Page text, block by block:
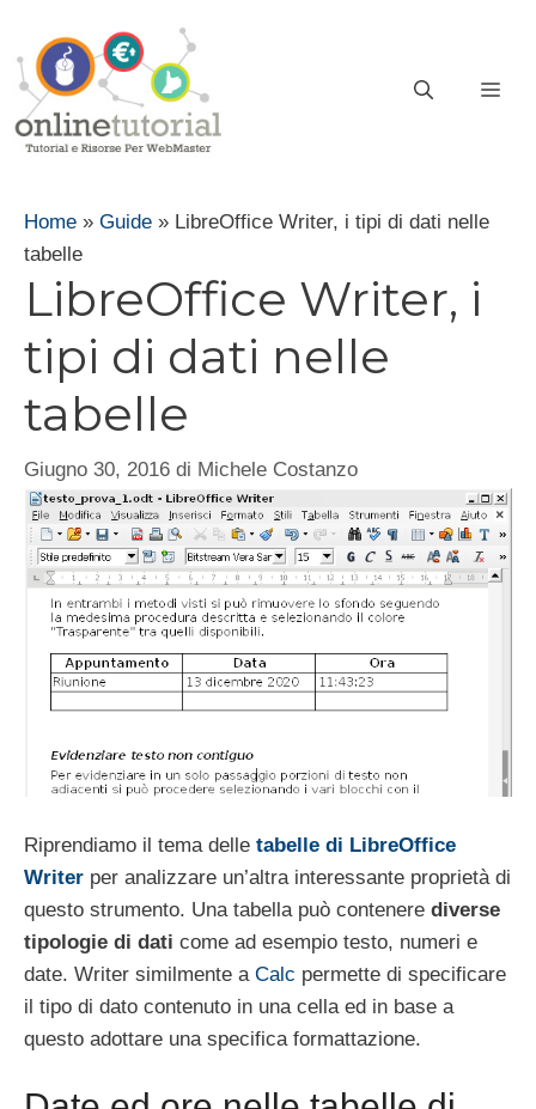
contenuto
Home » Guide » LibreOffice Writer, i tipi di dati nelle
tabelle
LibreOffice Writer, i
tipi di dati nelle
tabelle
Giugno 30, 2016 di Michele Costanzo
Riprendiamo il tema delle tabelle di LibreOffice
Writer per analizzare un’altra interessante proprietà di
questo strumento. Una tabella può contenere diverse
tipologie di dati come ad esempio testo, numeri e
date. Writer similmente a Calc permette di specificare
il tipo di dato contenuto in una cella ed in base a
questo adottare una specifica formattazione.